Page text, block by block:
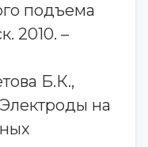
подъема
2010. –
Б.К.,
на